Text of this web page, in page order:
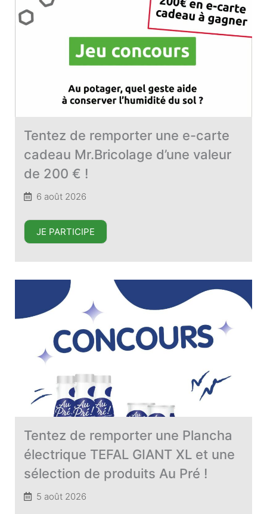
Tentez de remporter une e-carte
cadeau Mr.Bricolage d’une valeur
de 200 € !
6 août 2026
JE PARTICIPE
Tentez de remporter une Plancha
électrique TEFAL GIANT XL et une
sélection de produits Au Pré !
5 août 2026